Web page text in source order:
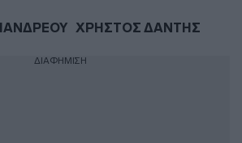
ΧΡΗΣΤΟΣ ΔΑΝΤΗΣ
ΔΙΑΦΗΜΙΣΗ